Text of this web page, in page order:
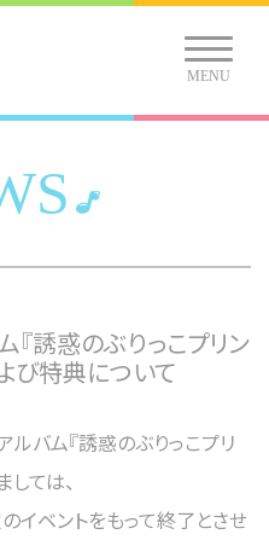
MENU
『誘惑のぶりっこプリン
び特典について
バム『誘惑のぶりっこプリ
しては、
ベントをもって終了とさせ